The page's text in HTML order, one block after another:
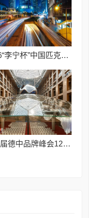
2026“李宁杯”中国匹克球巡回赛青少年赛-河南鹤壁站圆满落幕
第三届德中品牌峰会12月将在柏林举办，聚焦人工智能时代品牌全球化发展